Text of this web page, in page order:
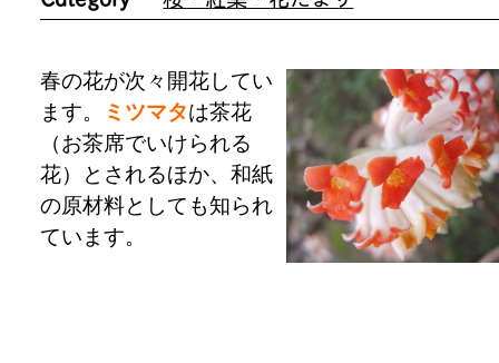
春の花が次々開花してい
ます。
ミツマタは茶花
（お茶席でいけられる
花）とされるほか、和紙
の原材料としても知られ
ています。